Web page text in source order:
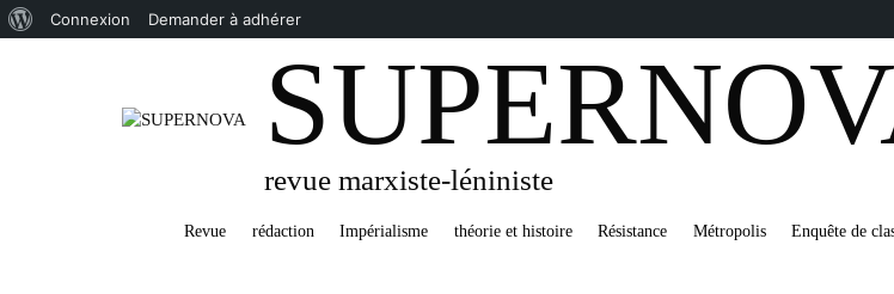
revue marxiste-léniniste
Revue rédaction Impérialisme théorie et histoire Résistance Métropolis Enquête de
Connexion Demander à adhérer